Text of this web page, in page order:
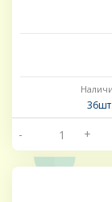
36шт.
- +